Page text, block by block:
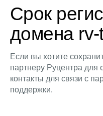
Срок
домена rv-
Если вы хотите
партнеру Руцентра для
контакты для связи с
поддержки.